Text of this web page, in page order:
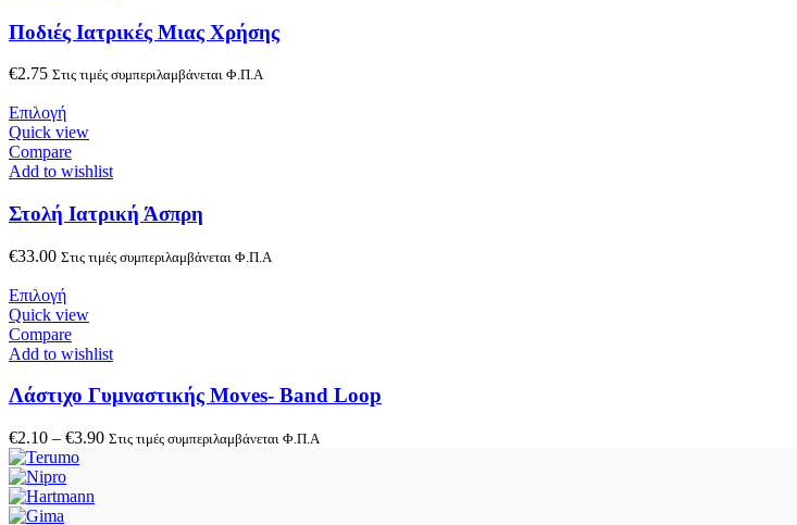
Ποδιές Ιατρικές Μιας Χρήσης
€2.75 Στις τιμές συμπεριλαμβάνεται Φ.Π.Α
Επιλογή
Quick view
Compare
Add to wishlist
Στολή Ιατρική Άσπρη
€33.00 Στις τιμές συμπεριλαμβάνεται Φ.Π.Α
Επιλογή
Quick view
Compare
Add to wishlist
Λάστιχο Γυμναστικής Moves- Band Loop
€2.10 – €3.90 Στις τιμές συμπεριλαμβάνεται Φ.Π.Α